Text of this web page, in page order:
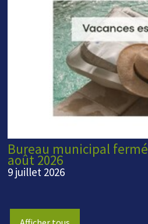
Bureau municipal
août 2026
9 juillet 2026